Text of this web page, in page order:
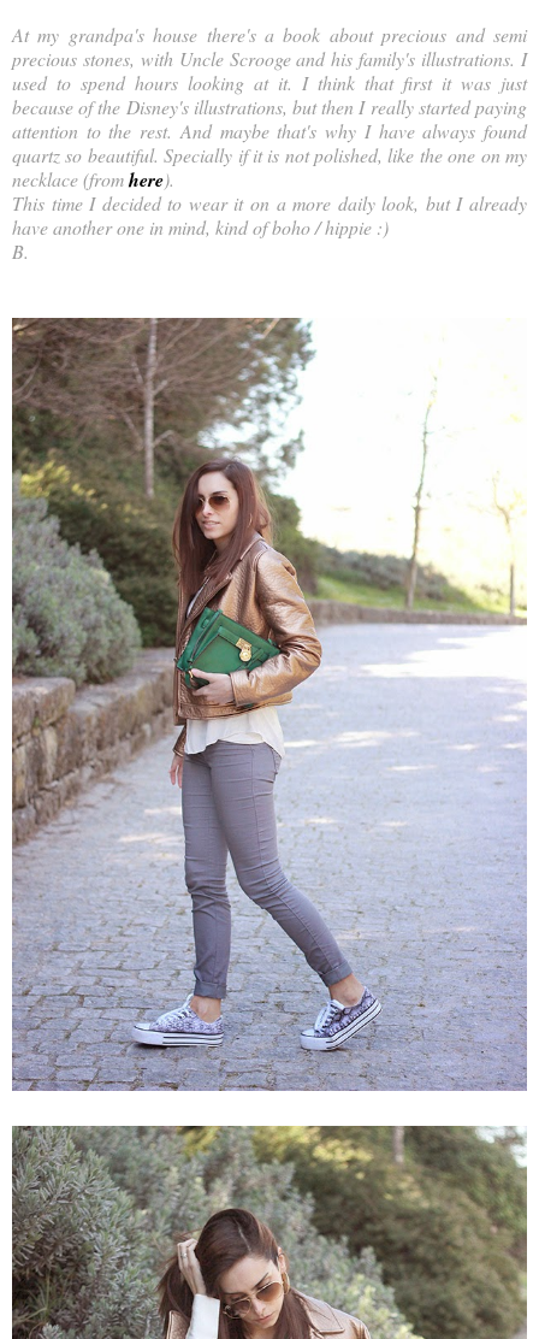
At my grandpa's house there's a book about precious and semi
precious stones, with Uncle Scrooge and his family's illustrations. I
used to spend hours looking at it. I think that first it was just
because of the Disney's illustrations, but then I really started paying
attention to the rest. And maybe that's why I have always found
quartz so beautiful. Specially if it is not polished, like the one on my
necklace (fromhere).
This time I decided to wear it on a more daily look, but I already
have another one in mind, kind of boho / hippie :)
B.